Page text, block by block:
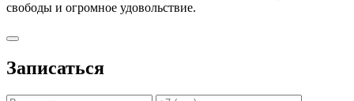
свободы и огромное удовольствие.
Записаться